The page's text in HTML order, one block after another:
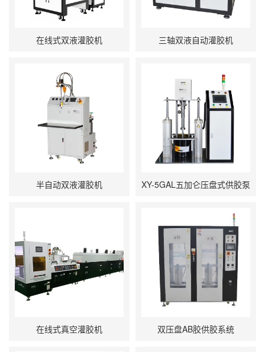
在线式双液灌胶机 三轴双液自动灌胶机
半自动双液灌胶机 XY-5GAL五加仑压盘式供胶泵
在线式真空灌胶机 双压盘AB胶供胶系统